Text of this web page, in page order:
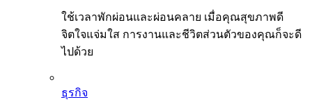
ใช้เวลาพักผ่อนและผ่อนคลาย เมื่อคุณสุขภาพดี
จิตใจแจ่มใส การงานและชีวิตส่วนตัวของคุณก็จะดี
ไปด้วย
ธุรกิจ